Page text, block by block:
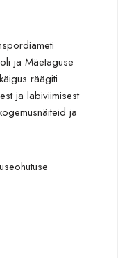
ja Mäetaguse
räägiti
ja läbiviimisest
ja